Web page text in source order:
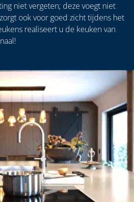
niet vergeten; deze voegt niet
ook voor goed zicht tijdens het
realiseert u de keuken van